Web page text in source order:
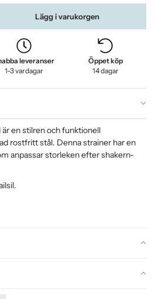
Lägg i varukorgen
leveranser
1-3 vardagar
Öppet köp
14 dagar
en stilren och funktionell
rostfritt stål. Denna strainer har en
anpassar storleken efter shakern-